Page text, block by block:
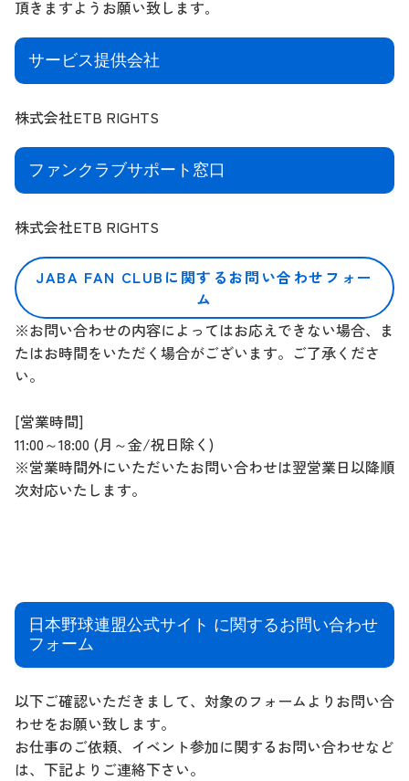
頂きますようお願い致します｡
サービス提供会社
株式会社ETB RIGHTS
ファンクラブサポート窓口
株式会社ETB RIGHTS
JABA FAN CLUBに関するお問い合わせフォー
ム
※お問い合わせの内容によってはお応えできない場合、ま
たはお時間をいただく場合がございます。ご了承くださ
い。
[営業時間]
11:00～18:00 (月～金/祝日除く)
※営業時間外にいただいたお問い合わせは翌営業日以降順
次対応いたします。
日本野球連盟公式サイト に関するお問い合わせ
フォーム
以下ご確認いただきまして、対象のフォームよりお問い合
わせをお願い致します。
お仕事のご依頼、イベント参加に関するお問い合わせなど
は、下記よりご連絡下さい。